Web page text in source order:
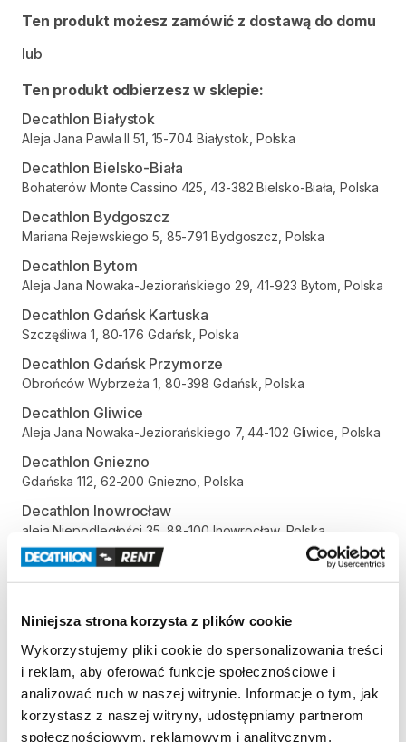
Niniejsza strona korzysta z plików cookie
Wykorzystujemy pliki cookie do spersonalizowania treści
i reklam, aby oferować funkcje społecznościowe i
analizować ruch w naszej witrynie. Informacje o tym, jak
korzystasz z naszej witryny, udostępniamy partnerom
społecznościowym, reklamowym i analitycznym.
Ten produkt możesz zamówić z dostawą do domu
lub
Ten produkt odbierzesz w sklepie:
Decathlon Białystok
Aleja Jana Pawla II 51, 15-704 Białystok, Polska
Decathlon Bielsko-Biała
Bohaterów Monte Cassino 425, 43-382 Bielsko-Biała, Polska
Decathlon Bydgoszcz
Mariana Rejewskiego 5, 85-791 Bydgoszcz, Polska
Decathlon Bytom
Aleja Jana Nowaka-Jeziorańskiego 29, 41-923 Bytom, Polska
Decathlon Gdańsk Kartuska
Szczęśliwa 1, 80-176 Gdańsk, Polska
Decathlon Gdańsk Przymorze
Obrońców Wybrzeża 1, 80-398 Gdańsk, Polska
Decathlon Gliwice
Aleja Jana Nowaka-Jeziorańskiego 7, 44-102 Gliwice, Polska
Decathlon Gniezno
Gdańska 112, 62-200 Gniezno, Polska
Decathlon Inowrocław
aleja Niepodległości 35, 88-100 Inowrocław, Polska
Decathlon Jelenia Góra
Aleja Jana Pawła II 17, 58-500 Jelenia Góra, Polska
Poznańska 80-86, 62-800 Kalisz, Polska
Decathlon Katowice Trzy Stawy
Alpejska 5, 40-507 Katowice, Polska
Decathlon Katowice
Trasa Nikodema i Józefa Renców 30, 40-878 Katowice,